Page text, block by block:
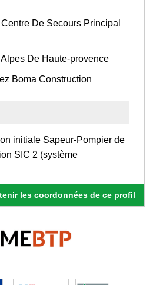
De Secours Principal
De Haute-provence
Boma Construction
initiale Sapeur-Pompier de
SIC 2 (système
les coordonnées de ce profil